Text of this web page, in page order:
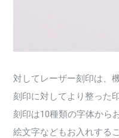
対してレーザー刻印は、
刻印に対してより整った
刻印は10種類の字体から
絵文字などもお入れする